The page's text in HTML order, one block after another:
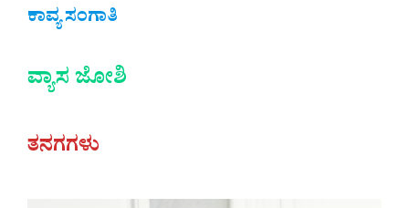
ಕಾವ್ಯ ಸಂಗಾತಿ
ವ್ಯಾಸ ಜೋಶಿ
ತನಗಗಳು